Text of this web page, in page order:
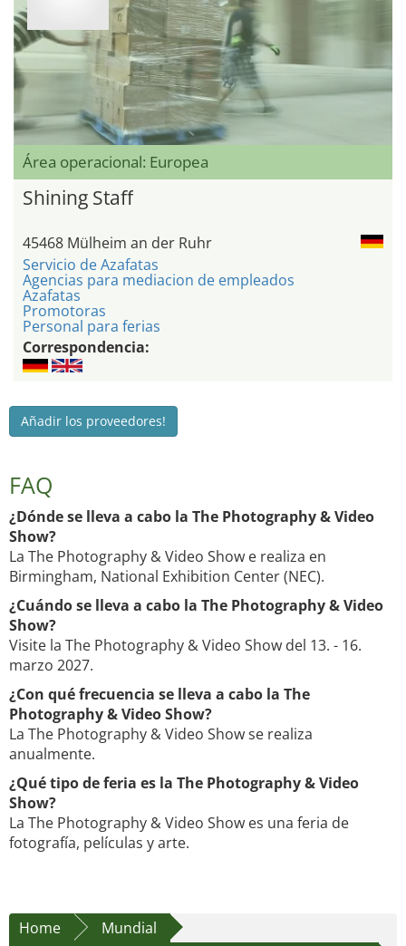
Área operacional: Europea
Shining Staff
45468 Mülheim an der Ruhr
Servicio de Azafatas
Agencias para mediacion de empleados
Azafatas
Promotoras
Personal para ferias
Correspondencia:
Añadir los proveedores!
FAQ
¿Dónde se lleva a cabo la The Photography & Video
Show?
La The Photography & Video Show e realiza en
Birmingham, National Exhibition Center (NEC).
¿Cuándo se lleva a cabo la The Photography & Video
Show?
Visite la The Photography & Video Show del 13. - 16.
marzo 2027.
¿Con qué frecuencia se lleva a cabo la The
Photography & Video Show?
La The Photography & Video Show se realiza
anualmente.
¿Qué tipo de feria es la The Photography & Video
Show?
La The Photography & Video Show es una feria de
fotografía, películas y arte.
Home
Mundial